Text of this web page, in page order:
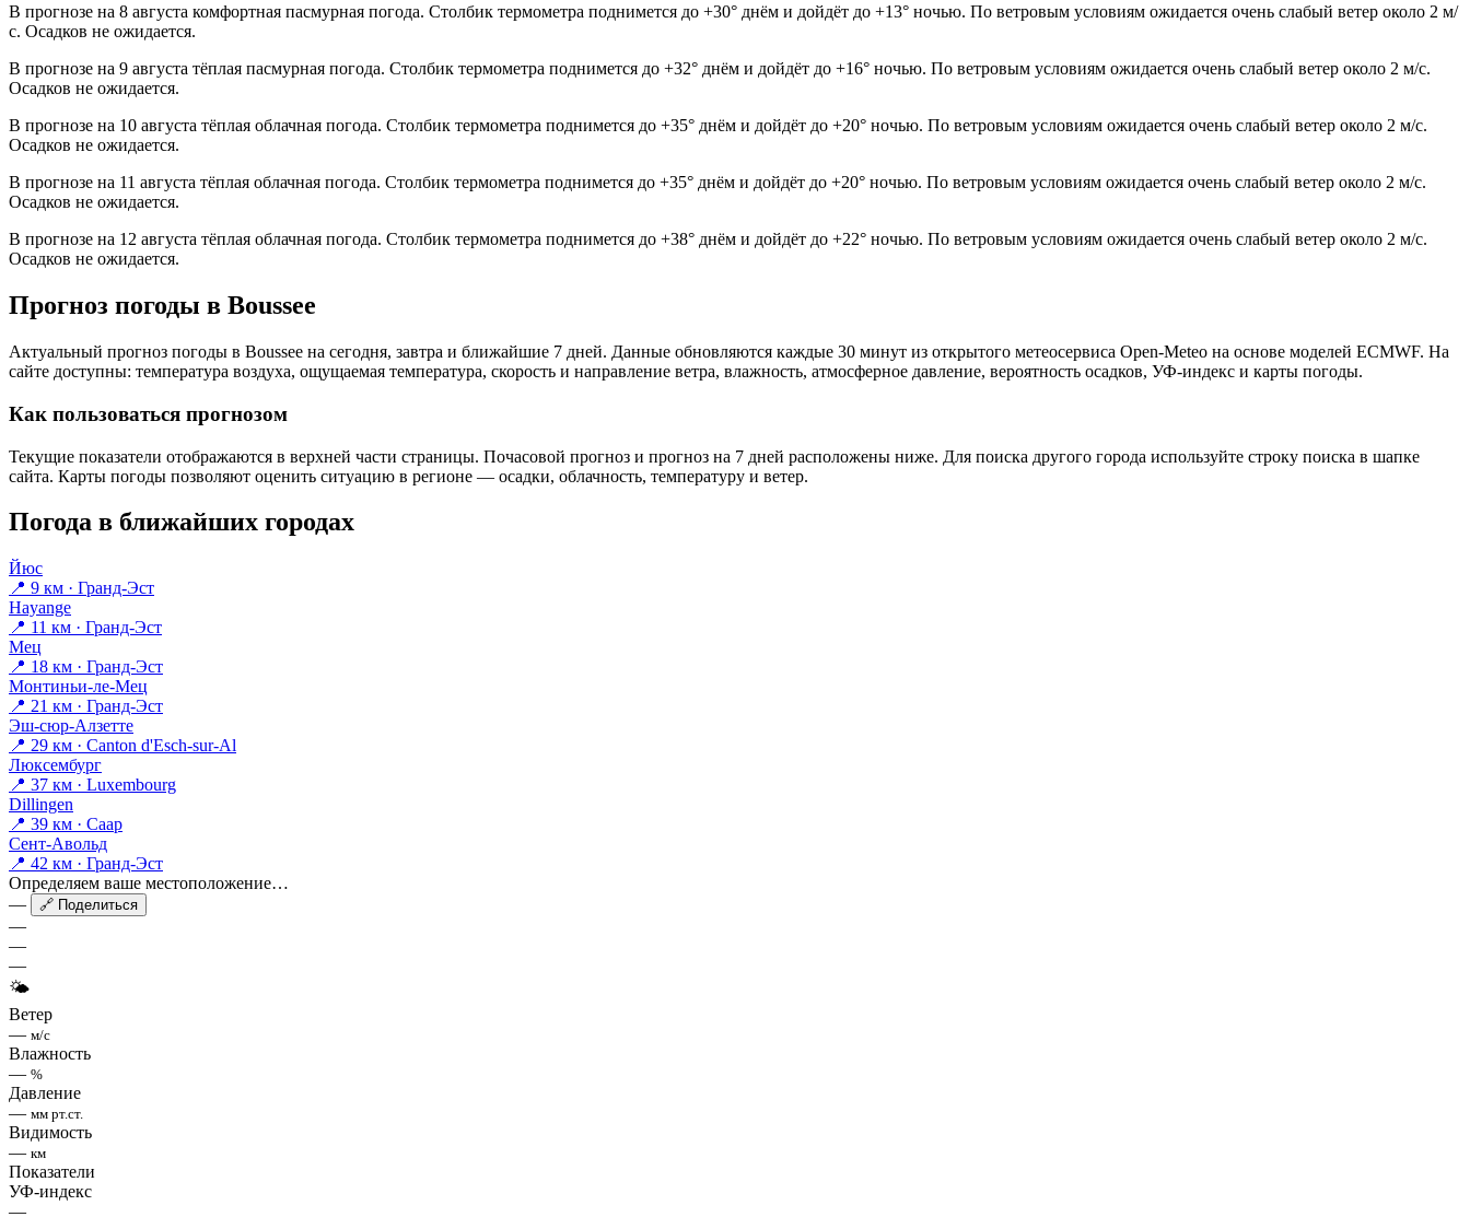
В прогнозе на 8 августа комфортная пасмурная погода. Столбик термометра поднимется до +30° днём и дойдёт до +13° ночью. По ветровым условиям ожидается очень слабый ветер около 2 м/
с. Осадков не ожидается.
В прогнозе на 9 августа тёплая пасмурная погода. Столбик термометра поднимется до +32° днём и дойдёт до +16° ночью. По ветровым условиям ожидается очень слабый ветер около 2 м/с.
Осадков не ожидается.
В прогнозе на 10 августа тёплая облачная погода. Столбик термометра поднимется до +35° днём и дойдёт до +20° ночью. По ветровым условиям ожидается очень слабый ветер около 2 м/с.
Осадков не ожидается.
В прогнозе на 11 августа тёплая облачная погода. Столбик термометра поднимется до +35° днём и дойдёт до +20° ночью. По ветровым условиям ожидается очень слабый ветер около 2 м/с.
Осадков не ожидается.
В прогнозе на 12 августа тёплая облачная погода. Столбик термометра поднимется до +38° днём и дойдёт до +22° ночью. По ветровым условиям ожидается очень слабый ветер около 2 м/с.
Осадков не ожидается.
Прогноз погоды в Bousseе
Актуальный прогноз погоды в Bousseе на сегодня, завтра и ближайшие 7 дней. Данные обновляются каждые 30 минут из открытого метеосервиса Open-Meteo на основе моделей ECMWF. На
сайте доступны: температура воздуха, ощущаемая температура, скорость и направление ветра, влажность, атмосферное давление, вероятность осадков, УФ-индекс и карты погоды.
Как пользоваться прогнозом
Текущие показатели отображаются в верхней части страницы. Почасовой прогноз и прогноз на 7 дней расположены ниже. Для поиска другого города используйте строку поиска в шапке
сайта. Карты погоды позволяют оценить ситуацию в регионе — осадки, облачность, температуру и ветер.
Погода в ближайших городах
Йюс
📍 9 км · Гранд-Эст
Hayange
📍 11 км · Гранд-Эст
Мец
📍 18 км · Гранд-Эст
Монтиньи-ле-Мец
📍 21 км · Гранд-Эст
Эш-сюр-Алзетте
📍 29 км · Canton d'Esch-sur-Al
Люксембург
📍 37 км · Luxembourg
Dillingen
📍 39 км · Саар
Сент-Авольд
📍 42 км · Гранд-Эст
Определяем ваше местоположение…
—
🔗 Поделиться
—
—
—
🌤
Ветер
— м/с
Влажность
— %
Давление
— мм рт.ст.
Видимость
— км
Показатели
УФ-индекс
—